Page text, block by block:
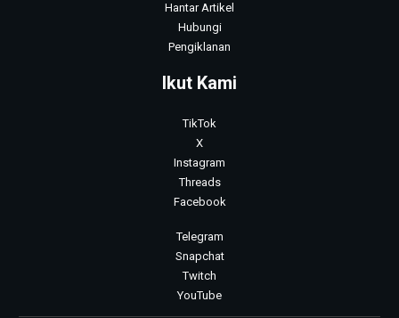
Hantar Artikel
Hubungi
Pengiklanan
Ikut Kami
TikTok
X
Instagram
Threads
Facebook
Telegram
Snapchat
Twitch
YouTube